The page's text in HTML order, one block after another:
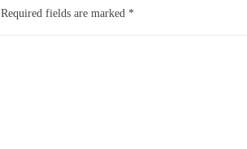
Required fields are marked *